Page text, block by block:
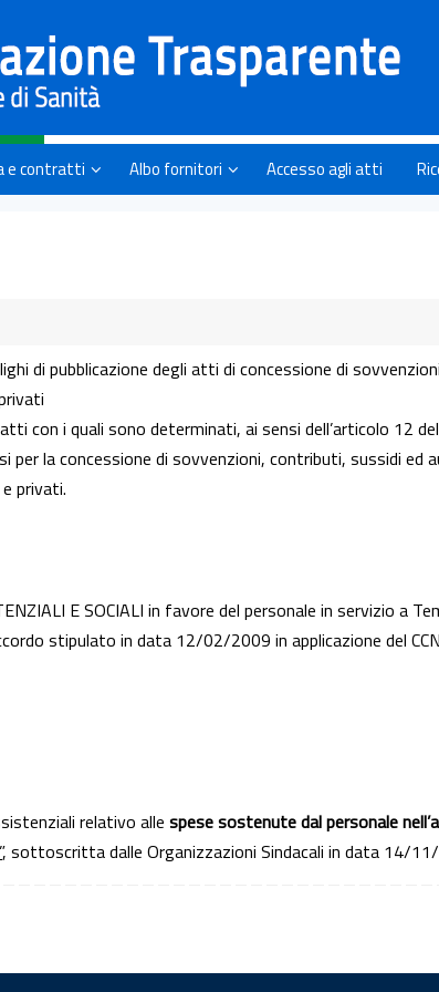
e contratti Albo fornitori Accesso agli atti
di pubblicazione degli atti di concessione di
con i quali sono determinati, ai sensi dell’articolo 12
la concessione di sovvenzioni, contributi, sussidi ed
privati.
E SOCIALI in favore del personale in servizio a
stipulato in data 12/02/2009 in applicazione del
relativo alle spese sostenute dal personale
, sottoscritta dalle Organizzazioni Sindacali in data 14/